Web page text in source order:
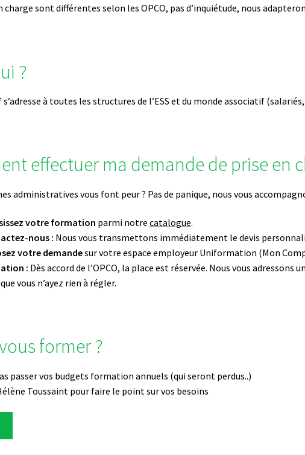
charge sont différentes selon les OPCO, pas d’inquiétude, nous
?
à toutes les structures de l’ESS et du monde associatif
effectuer ma demande de prise en
administratives vous font peur ? Pas de panique, nous vous
votre formation parmi notrecatalogue.
nous : Nous vous transmettons immédiatement le devis
votre demandesur votre espace employeur Uniformation (Mon
: Dès accord de l’OPCO, la place est réservée. Nous vous
vous n’ayez rien à régler.
former ?
passer vos budgets formation annuels (qui seront perdus..)
Toussaint pour faire le point sur vos besoins